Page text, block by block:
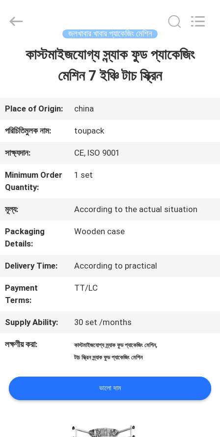
আমাদের
সম্পর্কে
ফ্যাক্টরি
ট্যুর
মান
নিয়ন্ত্রণ
আমাদের
সাথে
যোগাযোগ
খবর
EQUIPMENT
জলখাবার খাবার প্যাকেজিং মেশিন
কাস্টমাইজযোগ্য স্ন্যাক ফুড প্যাকেজিং
মেশিন 7 ইঞ্চি টাচ স্ক্রিন
Place of Origin: china
পরিচিতিমুলক নাম: toupack
সাক্ষ্যদান: CE, ISO 9001
Minimum Order
Quantity:
1 set
মূল্য: According to the actual situation
Packaging
Details:
Wooden case
Delivery Time: According to practical
Payment
Terms:
TT/LC
Supply Ability: 30 set /months
লক্ষণীয় করা: কাস্টমাইজযোগ্য স্ন্যাক ফুড প্যাকেজিং মেশিন,
টাচ স্ক্রিন স্ন্যাক ফুড প্যাকেজিং মেশিন
ভালো দাম